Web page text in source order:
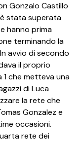
Gonzalo Castillo
stata superata
hanno prima
terminando la
avvio di secondo
il proprio
1 che metteva una
di Luca
la rete che
Gonzalez e
occasioni.
rete dei